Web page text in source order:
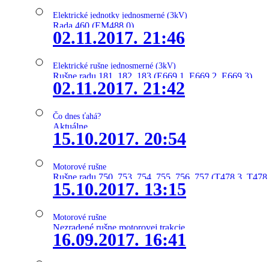
Elektrické jednotky jednosmerné (3kV)
Rada 460 (EM488.0)
02.11.2017. 21:46
Elektrické rušne jednosmerné (3kV)
Rušne radu 181, 182, 183 (E669.1, E669.2, E669.3)
02.11.2017. 21:42
Čo dnes ťahá?
Aktuálne
15.10.2017. 20:54
Motorové rušne
Rušne radu 750, 753, 754, 755, 756, 757 (T478.3,
15.10.2017. 13:15
Motorové rušne
Nezradené rušne motorovej trakcie
16.09.2017. 16:41